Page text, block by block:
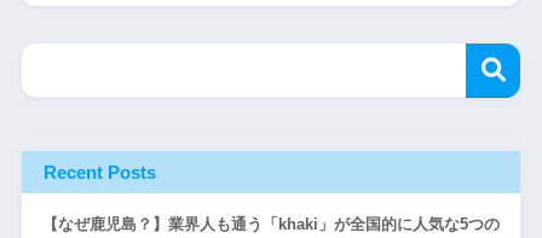
Recent Posts
【なぜ鹿児島？】業界人も通う「khaki」が全国的に人気な5つの